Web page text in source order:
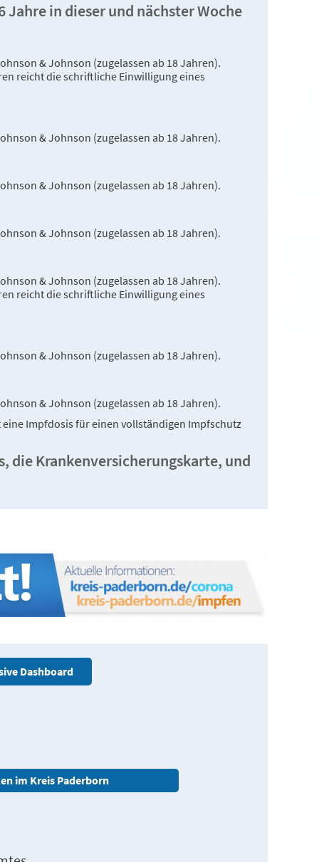
in dieser und nächster Woche
& Johnson (zugelassen ab 18 Jahren).
reicht die schriftliche Einwilligung eines
& Johnson (zugelassen ab 18 Jahren).
& Johnson (zugelassen ab 18 Jahren).
& Johnson (zugelassen ab 18 Jahren).
& Johnson (zugelassen ab 18 Jahren).
reicht die schriftliche Einwilligung eines
& Johnson (zugelassen ab 18 Jahren).
& Johnson (zugelassen ab 18 Jahren).
Impfdosis für einen vollständigen Impfschutz
die Krankenversicherungskarte, und
Dashboard
im Kreis Paderborn